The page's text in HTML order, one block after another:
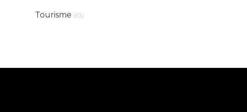
Tourisme (93)